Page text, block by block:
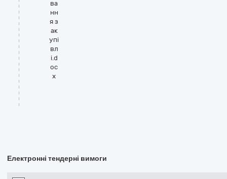
ва
нн
я з
ак
упі
вл
і.d
oc
x
Електронні тендерні вимоги